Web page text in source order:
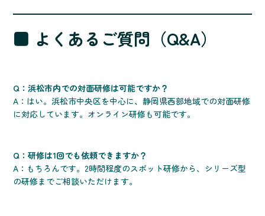
■ よくあるご質問（Q&A）
Q：浜松市内での対面研修は可能ですか？
A：はい。浜松市中央区を中心に、静岡県西部地域での対面研修
に対応しています。オンライン研修も可能です。
Q：研修は1回でも依頼できますか？
A：もちろんです。2時間程度のスポット研修から、シリーズ型
の研修までご相談いただけます。